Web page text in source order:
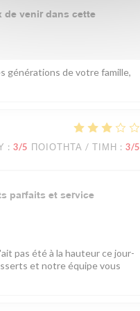
de venir dans cette
générations de votre famille,
: 3/5 ΠΟΙΌΤΗΤΑ / ΤΙΜΉ : 3/5
parfaits et service
pas été à la hauteur ce jour-
et notre équipe vous